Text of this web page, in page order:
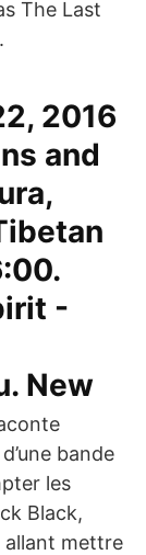
The Last
2016
and
-
New
bande
les
Black,
allant mettre